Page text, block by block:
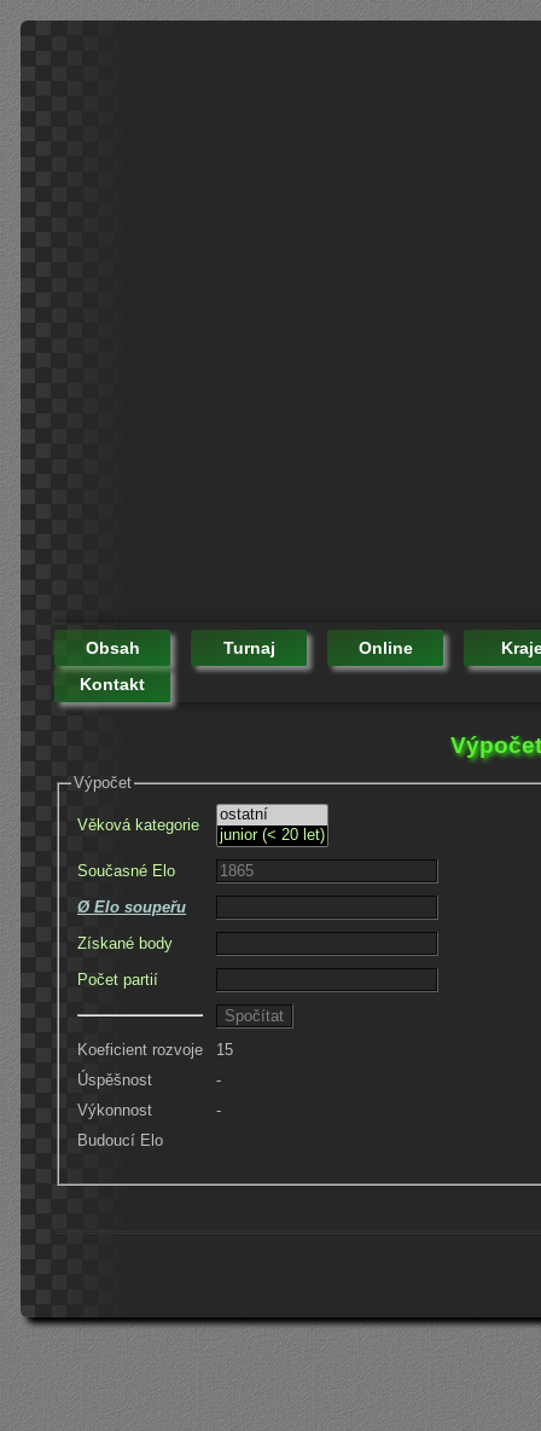
Obsah Turnaj Online
Kontakt
Výpočet
Věková kategorie
Současné Elo
Ø Elo soupeřu
Získané body
Počet partií
Koeficient rozvoje
15
Úspěšnost
-
Výkonnost
-
Budoucí Elo